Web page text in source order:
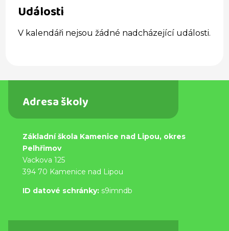
Události
V kalendáři nejsou žádné nadcházející události.
Adresa školy
Základní škola Kamenice nad Lipou, okres
Pelhřimov
Vackova 125
394 70 Kamenice nad Lipou
ID datové schránky: s9imndb